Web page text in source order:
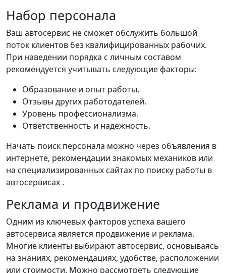
Набор персонала
Ваш автосервис не сможет обслужить большой
поток клиентов без квалифицированных рабочих.
При наведении порядка с личным составом
рекомендуется учитывать следующие факторы:
Образование и опыт работы.
Отзывы других работодателей.
Уровень профессионализма.
Ответственность и надежность.
Начать поиск персонала можно через объявления в
интернете, рекомендации знакомых механиков или
на специализированных сайтах по поиску работы в
автосервисах .
Реклама и продвижение
Одним из ключевых факторов успеха вашего
автосервиса является продвижение и реклама.
Многие клиенты выбирают автосервис, основываясь
на знаниях, рекомендациях, удобстве, расположении
или стоимости. Можно рассмотреть следующие